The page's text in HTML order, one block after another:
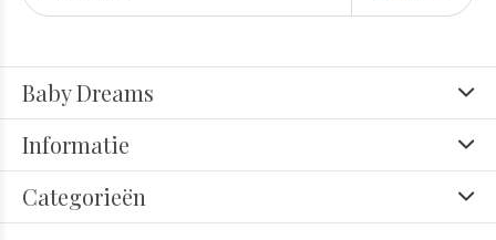
Baby Dreams
Informatie
Categorieën